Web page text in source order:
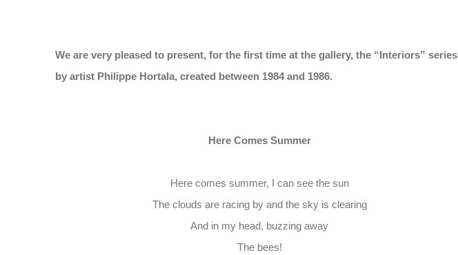
We are very pleased to present, for the first time at the gallery, the “Interiors” series
by artist Philippe Hortala, created between 1984 and 1986.
Here Comes Summer
Here comes summer, I can see the sun
The clouds are racing by and the sky is clearing
And in my head, buzzing away
The bees!